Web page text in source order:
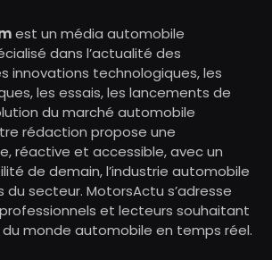
est un média automobile
dans l’actualité des
innovations technologiques, les
les essais, les lancements de
du marché automobile
rédaction propose une
réactive et accessible, avec un
de demain, l’industrie automobile
secteur. MotorsActu s’adresse
et lecteurs souhaitant
du monde automobile en temps réel.